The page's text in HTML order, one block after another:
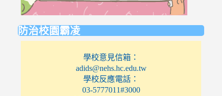
防治校園霸凌
學校意見信箱：
adids@nehs.hc.edu.tw
學校反應電話：
03-5777011#3000